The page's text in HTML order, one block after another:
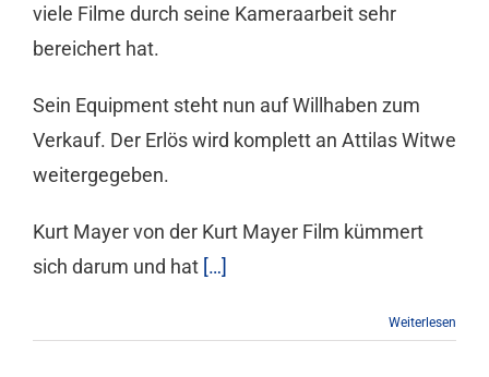
FORUM
Kontakt
viele Filme durch seine Kameraarbeit sehr
bereichert hat.
Sein Equipment steht nun auf Willhaben zum
Verkauf. Der Erlös wird komplett an Attilas Witwe
weitergegeben.
Kurt Mayer von der Kurt Mayer Film kümmert
sich darum und hat […]
Weiterlesen